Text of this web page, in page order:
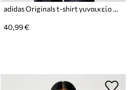
adidas Originals t-shirt γυναικείο Heather
40,99 €